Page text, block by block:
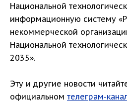
Национальной
информационную систему
некоммерческой
Национальной
2035».
Эту и другие новости
официальном телеграм-